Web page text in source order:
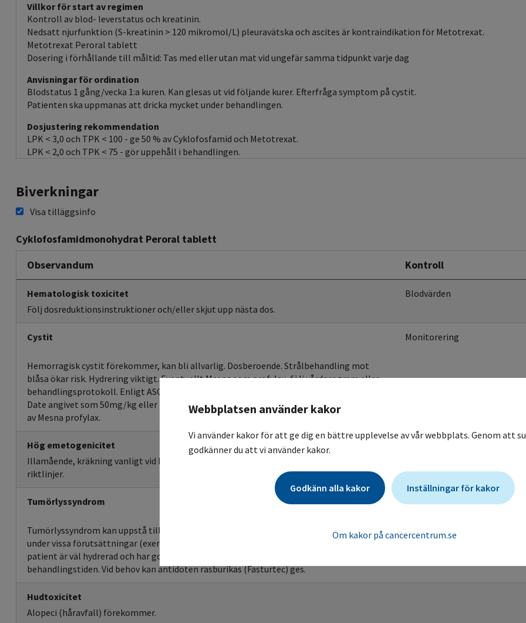
Villkor för start av regimen
Kontroll av blod- leverstatus och kreatinin.
Nedsatt njurfunktion (S-kreatinin > 120 mikromol/L) pleuravätska och ascites är kontraindikation för Metotrexat.
Metotrexat Peroral tablett
Dosering i förhållande till måltid: Tas med eller utan mat vid ungefär samma tidpunkt varje dag
Anvisningar för ordination
Blodstatus 1 gång/vecka 1:a kuren. Kan glesas ut vid följande kurer. Efterfråga symptom på cystit.
Patienten ska uppmanas att dricka mycket under behandlingen.
Dosjustering rekommendation
LPK < 3,0 och TPK < 100 - ge 50 % av Cyklofosfamid och Metotrexat.
LPK < 2,0 och TPK < 75 - gör uppehåll i behandlingen.
Biverkningar
Visa tilläggsinfo
Cyklofosfamidmonohydrat Peroral tablett
Observandum
Kontroll
Hematologisk toxicitet Blodvärden
Följ dosreduktionsinstruktioner och/eller skjut upp nästa dos.
Cystit Monitorering
Hemorragisk cystit förekommer, kan bli allvarlig. Dosberoende. Strålbehandling mot
blåsa ökar risk. Hydrering viktigt. Eventuellt Mesna som profylax, följ vårdprogram eller
behandlingsprotokoll. Enligt ASCO ges Mesna endast vid högdos cyklofosfamid, i Up to
Date angivet som 50mg/kg eller 2g/m2. Barn har angett doser över 1 g/m2 som behov
av Mesna profylax.
Hög emetogenicitet
Illamående, kräkning vanligt vid högre doser iv (mer än 1500 mg). Antiemetika enligt
riktlinjer.
Tumörlyssyndrom Urat
Tumörlyssyndrom kan uppstå till följd av snabb lys av tumörceller vid vissa sjukdomar
under vissa förutsättningar (exempelvis vanligast i uppstartsbehandling). Viktigt att
patient är väl hydrerad och har god diures. Som skydd ges eventuellt Allopurinol under
behandlingstiden. Vid behov kan antidoten rasburikas (Fasturtec) ges.
Hudtoxicitet
Alopeci (håravfall) förekommer.
Webbplatsen använder kakor
Vi använder kakor för att ge dig en bättre upplevelse av vår webbplats. Genom att
godkänner du att vi använder kakor.
Godkänn alla kakor Inställningar för kakor
Om kakor på cancercentrum.se